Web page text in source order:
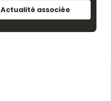
Actualité associée